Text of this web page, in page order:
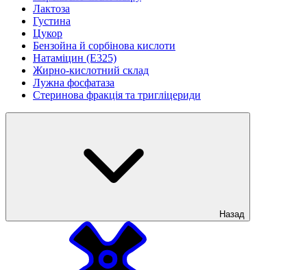
Лактоза
Густина
Цукор
Бензойна й сорбінова кислоти
Натаміцин (Е325)
Жирно-кислотний склад
Лужна фосфатаза
Стеринова фракція та тригліцериди
Назад